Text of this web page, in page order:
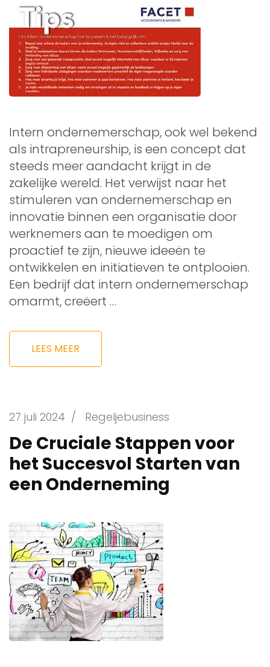
Intern ondernemerschap, ook wel bekend
als intrapreneurship, is een concept dat
steeds meer aandacht krijgt in de
zakelijke wereld. Het verwijst naar het
stimuleren van ondernemerschap en
innovatie binnen een organisatie door
werknemers aan te moedigen om
proactief te zijn, nieuwe ideeën te
ontwikkelen en initiatieven te ontplooien.
Een bedrijf dat intern ondernemerschap
omarmt, creëert …
LEES MEER
27 juli 2024 / Regeljebusiness
De Cruciale Stappen voor
het Succesvol Starten van
een Onderneming